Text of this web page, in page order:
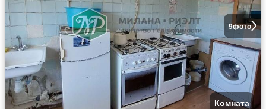
9фото
Комната